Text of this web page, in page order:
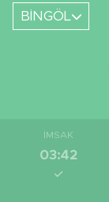
BİNGÖL
İMSAK
03:42